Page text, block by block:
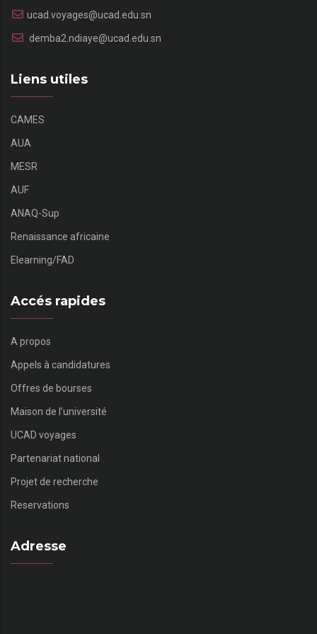
ucad.voyages@ucad.edu.sn
demba2.ndiaye@ucad.edu.sn
Liens utiles
CAMES
AUA
MESR
AUF
ANAQ-Sup
Renaissance africaine
Elearning/FAD
Accés rapides
A propos
Appels à candidatures
Offres de bourses
Maison de l’université
UCAD voyages
Partenariat national
Projet de recherche
Reservations
Adresse